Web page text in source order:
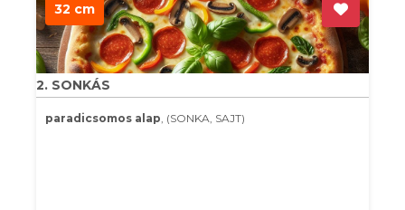
32 cm
2. SONKÁS
paradicsomos alap, (SONKA, SAJT)